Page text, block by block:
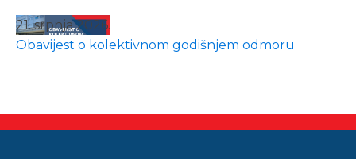
21. srpnja 2026.
Obavijest o kolektivnom godišnjem odmoru